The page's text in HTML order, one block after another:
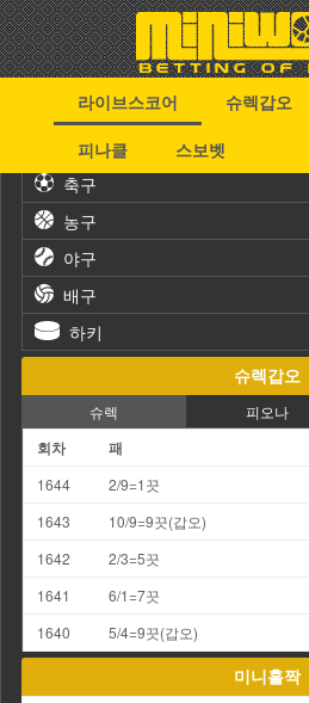
라이브스코어 슈렉갑오
피나클
스보벳
축구
농구
야구
배구
하키
슈렉갑오
슈렉 피오나
회차 패
1644 2/9=1끗
1643
10/9=9끗(갑오)
1642
2/3=5끗
1641
6/1=7끗
1640
5/4=9끗(갑오)
미니홀짝